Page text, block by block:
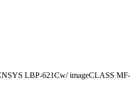
LBP-621Cw/ imageCLASS